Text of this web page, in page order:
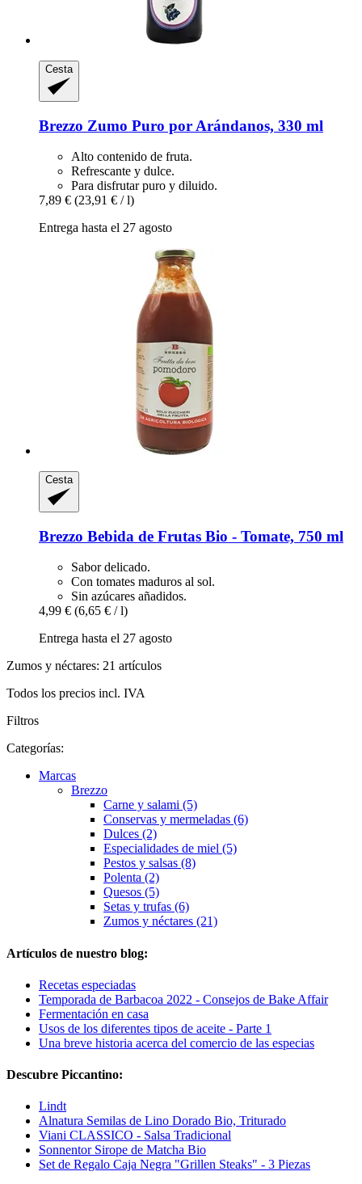
Cesta
Brezzo Zumo Puro por Arándanos, 330 ml
Alto contenido de fruta.
Refrescante y dulce.
Para disfrutar puro y diluido.
7,89 € (23,91 € / l)
Entrega hasta el 27 agosto
Cesta
Brezzo Bebida de Frutas Bio -​ Tomate, 750 ml
Sabor delicado.
Con tomates maduros al sol.
Sin azúcares añadidos.
4,99 € (6,65 € / l)
Entrega hasta el 27 agosto
Zumos y néctares: 21 artículos
Todos los precios incl. IVA
Filtros
Categorías:
Marcas
Brezzo
Carne y salami (5)
Conservas y mermeladas (6)
Dulces (2)
Especialidades de miel (5)
Pestos y salsas (8)
Polenta (2)
Quesos (5)
Setas y trufas (6)
Zumos y néctares (21)
Artículos de nuestro blog:
Recetas especiadas
Temporada de Barbacoa 2022 - Consejos de Bake Affair
Fermentación en casa
Usos de los diferentes tipos de aceite - Parte 1
Una breve historia acerca del comercio de las especias
Descubre Piccantino:
Lindt
Alnatura Semilas de Lino Dorado Bio, Triturado
Viani CLASSICO - Salsa Tradicional
Sonnentor Sirope de Matcha Bio
Set de Regalo Caja Negra "Grillen Steaks" - 3 Piezas